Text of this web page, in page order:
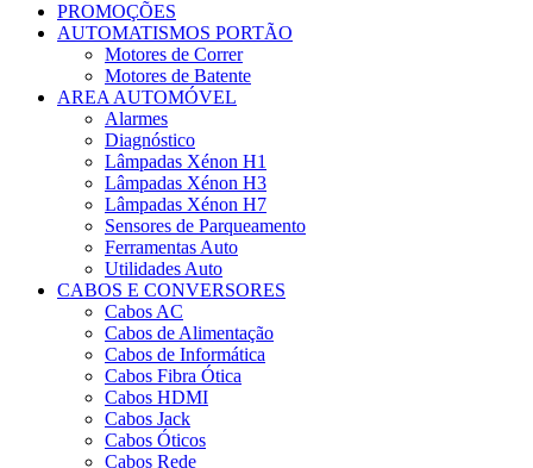
PROMOÇÕES
AUTOMATISMOS PORTÃO
Motores de Correr
Motores de Batente
AREA AUTOMÓVEL
Alarmes
Diagnóstico
Lâmpadas Xénon H1
Lâmpadas Xénon H3
Lâmpadas Xénon H7
Sensores de Parqueamento
Ferramentas Auto
Utilidades Auto
CABOS E CONVERSORES
Cabos AC
Cabos de Alimentação
Cabos de Informática
Cabos Fibra Ótica
Cabos HDMI
Cabos Jack
Cabos Óticos
Cabos Rede